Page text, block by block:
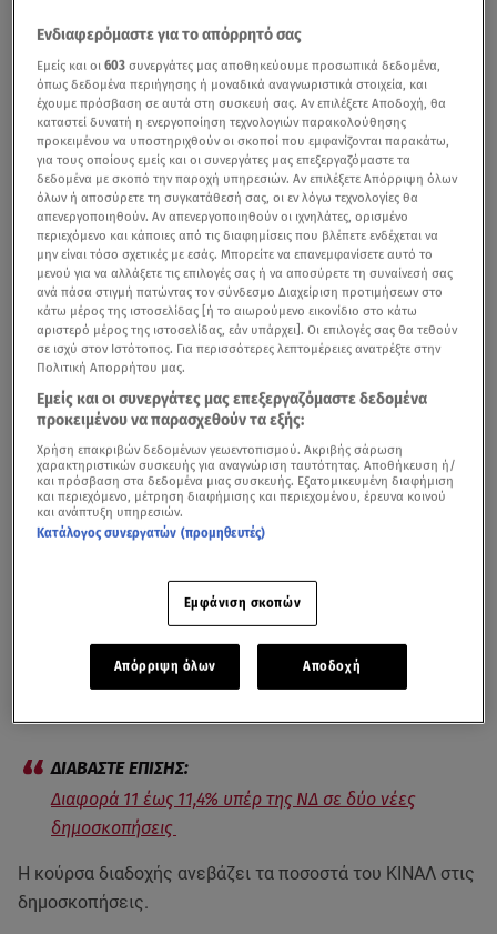
Εννέα μέρες πριν τον πρώτο γύρο των εκλογών για την
προεδρία τουΚΙΝΑΛ, οι έξι υποψήφιοι πληθαίνουν τις
Διαφορά 11 έως 11,4% υπέρ της ΝΔ σε δύο νέες
δημοσκοπήσεις
Η κούρσα διαδοχής ανεβάζει τα ποσοστά του ΚΙΝΑΛ στις
δημοσκοπήσεις.
Ενδιαφερόμαστε για το απόρρητό σας
Εμείς και οι603 συνεργάτες μας αποθηκεύουμε προσωπικά δεδομένα,
όπως δεδομένα περιήγησης ή μοναδικά αναγνωριστικά στοιχεία, και
έχουμε πρόσβαση σε αυτά στη συσκευή σας. Αν επιλέξετε Αποδοχή, θα
καταστεί δυνατή η ενεργοποίηση τεχνολογιών παρακολούθησης
προκειμένου να υποστηριχθούν οι σκοποί που εμφανίζονται παρακάτω,
για τους οποίους εμείς και οι συνεργάτες μας επεξεργαζόμαστε τα
δεδομένα με σκοπό την παροχή υπηρεσιών. Αν επιλέξετε Απόρριψη όλων
όλων ή αποσύρετε τη συγκατάθεσή σας, οι εν λόγω τεχνολογίες θα
απενεργοποιηθούν. Αν απενεργοποιηθούν οι ιχνηλάτες, ορισμένο
περιεχόμενο και κάποιες από τις διαφημίσεις που βλέπετε ενδέχεται να
μην είναι τόσο σχετικές με εσάς. Μπορείτε να επανεμφανίσετε αυτό το
μενού για να αλλάξετε τις επιλογές σας ή να αποσύρετε τη συναίνεσή σας
ανά πάσα στιγμή πατώντας τον σύνδεσμο Διαχείριση προτιμήσεων στο
κάτω μέρος της ιστοσελίδας [ή το αιωρούμενο εικονίδιο στο κάτω
αριστερό μέρος της ιστοσελίδας, εάν υπάρχει]. Οι επιλογές σας θα τεθούν
σε ισχύ στον Ιστότοπος. Για περισσότερες λεπτομέρειες ανατρέξτε στην
Πολιτική Απορρήτου μας.
Εμείς και οι συνεργάτες μας επεξεργαζόμαστε δεδομένα
προκειμένου να παρασχεθούν τα εξής:
Χρήση επακριβών δεδομένων γεωεντοπισμού. Ακριβής σάρωση
χαρακτηριστικών συσκευής για αναγνώριση ταυτότητας. Αποθήκευση ή/
και πρόσβαση στα δεδομένα μιας συσκευής. Εξατομικευμένη διαφήμιση
και περιεχόμενο, μέτρηση διαφήμισης και περιεχομένου, έρευνα κοινού
και ανάπτυξη υπηρεσιών.
Κατάλογος συνεργατών (προμηθευτές)
Εμφάνιση σκοπών
Απόρριψη όλων Αποδοχή